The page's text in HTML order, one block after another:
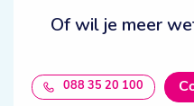
Of wil je meer
088 35 20 100